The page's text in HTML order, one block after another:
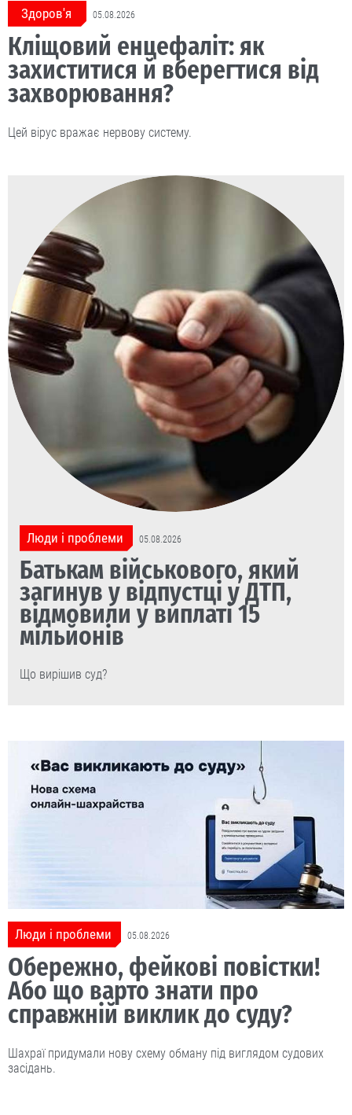
Здоров'я 05.08.2026
Кліщовий енцефаліт: як
захиститися й вберегтися від
захворювання?
Цей вірус вражає нервову систему.
Люди і проблеми 05.08.2026
Батькам військового, який
загинув у відпустці у ДТП,
відмовили у виплаті 15
мільйонів
Що вирішив суд?
Люди і проблеми 05.08.2026
Обережно, фейкові повістки!
Або що варто знати про
справжній виклик до суду?
Шахраї придумали нову схему обману під виглядом судових
засідань.